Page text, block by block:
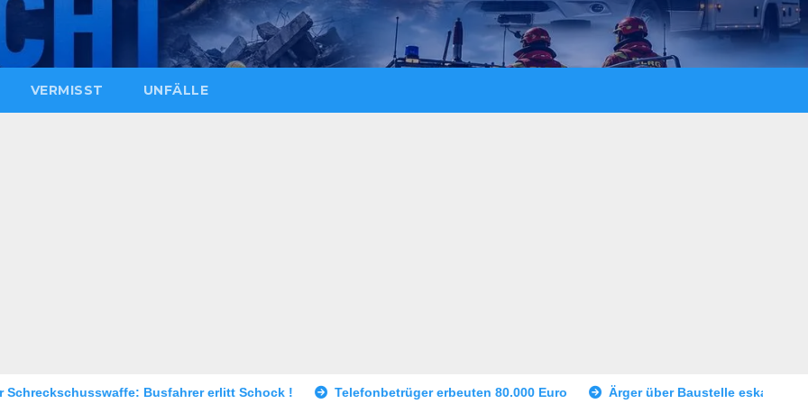
VERMISST UNFÄLLE
erlitt Schock ! Telefonbetrüger erbeuten 80.000 Euro Ärger über Baustelle eskaliert – Bedrohung mit